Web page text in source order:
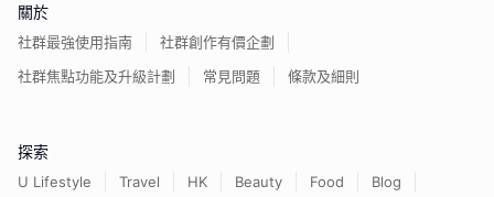
關於
社群最強使用指南
社群創作有價企劃
社群焦點功能及升級計劃
常見問題 條款及細則
探索
U Lifestyle Travel HK Beauty Food Blog